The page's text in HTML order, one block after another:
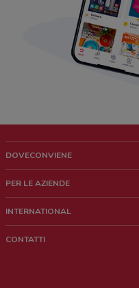
DOVECONVIENE
Chi siamo
Lavora con noi
PER LE AZIENDE
Richieste commerciali e marketing
INTERNATIONAL
CONTATTI